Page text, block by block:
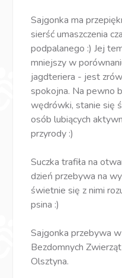
Sajgonka ma
sierść umaszczenia
podpalanego :) Jej
mniejszy w
jagdteriera - jest
spokojna. Na pewno
wędrówki, stanie się
osób lubiących
przyrody :)
Suczka trafiła na
dzień przebywa na
świetnie się z nimi
psina :)
Sajgonka przebywa
Bezdomnych
Olsztyna.